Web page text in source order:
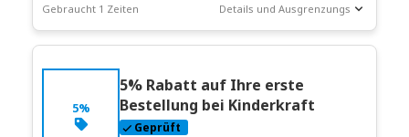
Gebraucht 1 Zeiten Details und Ausgrenzungs
Deal-
Coupon-Beschreibung
5%
5% Rabatt auf Ihre erste
Bestellung bei Kinderkraft
Geprüft